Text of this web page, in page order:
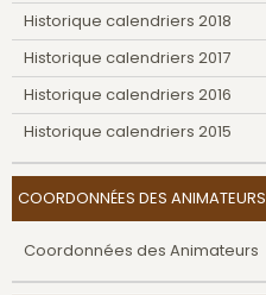
Historique calendriers 2018
Historique calendriers 2017
Historique calendriers 2016
Historique calendriers 2015
COORDONNÉES DES ANIMATEURS
Coordonnées des Animateurs